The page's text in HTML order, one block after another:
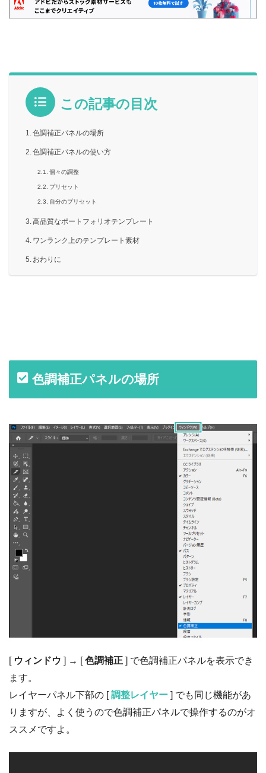
この記事の目次
色調補正パネルの場所
色調補正パネルの使い方
個々の調整
プリセット
自分のプリセット
高品質なポートフォリオテンプレート
ワンランク上のテンプレート素材
おわりに
色調補正パネルの場所
[ ウィンドウ ] → [色調補正 ] で色調補正パネルを表示でき
ます。
レイヤーパネル下部の [調整レイヤー ] でも同じ機能があ
りますが、よく使うので色調補正パネルで操作するのがオ
ススメですよ。